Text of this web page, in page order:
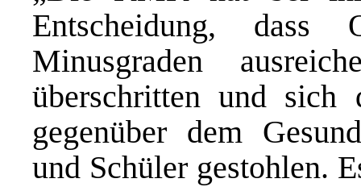
Entscheidung,
Minusgraden
überschritten und sich
gegenüber dem
und Schüler gestohlen.